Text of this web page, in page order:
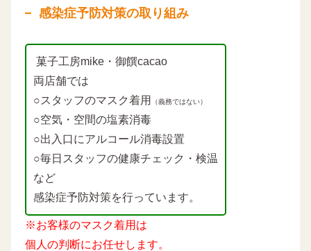
感染症予防対策の取り組み
菓子工房mike・御饌cacao
両店舗では
○スタッフのマスク着用
（義務ではない）
○空気・空間の塩素消毒
○出入口にアルコール消毒設置
○毎日スタッフの健康チェック・検温
など
感染症予防対策を行っています。
※お客様のマスク着用は
個人の判断にお任せします。